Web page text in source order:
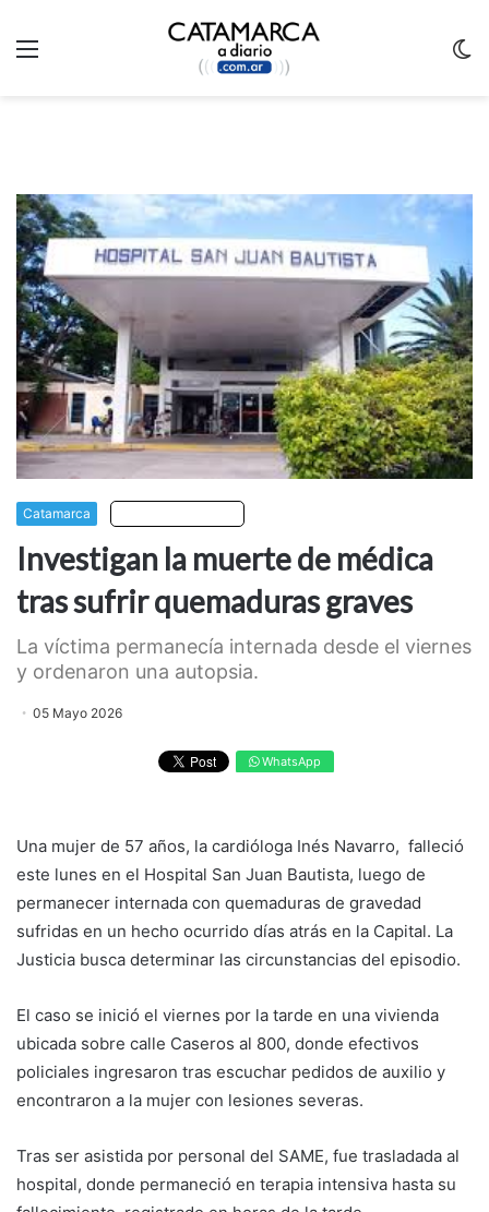
Catamarca
Investigan la muerte de médica
tras sufrir quemaduras graves
La víctima permanecía internada desde el viernes
y ordenaron una autopsia.
05 Mayo 2026
WhatsApp
Una mujer de 57 años, la cardióloga Inés Navarro, falleció
este lunes en el Hospital San Juan Bautista, luego de
permanecer internada con quemaduras de gravedad
sufridas en un hecho ocurrido días atrás en la Capital. La
Justicia busca determinar las circunstancias del episodio.
El caso se inició el viernes por la tarde en una vivienda
ubicada sobre calle Caseros al 800, donde efectivos
policiales ingresaron tras escuchar pedidos de auxilio y
encontraron a la mujer con lesiones severas.
Tras ser asistida por personal del SAME, fue trasladada al
hospital, donde permaneció en terapia intensiva hasta su